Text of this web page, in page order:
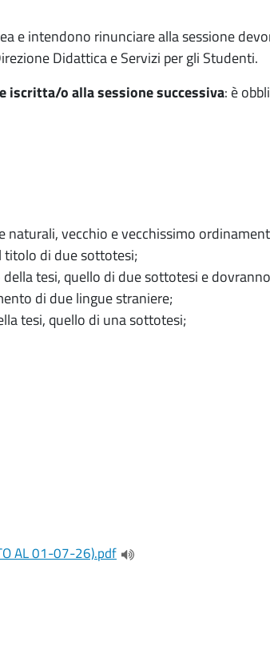
e intendono rinunciare alla sessione
Didattica e Servizi per gli Studenti.
iscritta/o alla sessione successiva: è
vecchio e vecchissimo
titolo di due sottotesi;
tesi, quello di due sottotesi e
di due lingue straniere;
tesi, quello di una sottotesi;
AL 01-07-26).pdf